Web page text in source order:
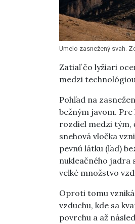
Umelo zasnežený svah.
Zatiaľ čo lyžiari
medzi
Pohľad na
bežným javom.
rozdiel medzi tým,
snehová vločka
pevnú látku (ľad)
nukleačného jadra
veľké množstvo
Oproti tomu
vzduchu, kde sa
povrchu a až